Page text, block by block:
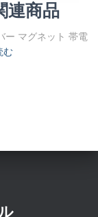
連商品
マグネット 帯電
む